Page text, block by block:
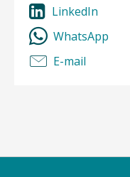
LinkedIn
WhatsApp
E-mail